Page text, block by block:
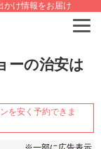
かけ情報をお届け
ーの治安は
を安く予約できま